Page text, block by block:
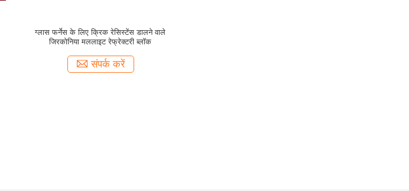
ग्लास फर्नेस के लिए क्रिक रेसिस्टेंस डालने वाले
जिरकोनिया मललाइट रेफ्रेक्टरी ब्लॉक
संपर्क करें